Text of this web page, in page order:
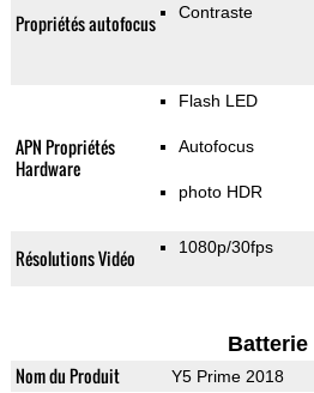
Propriétés autofocus Contraste
APN Propriétés
Hardware
Flash LED
Autofocus
photo HDR
Résolutions Vidéo 1080p/30fps
Batterie
Nom du Produit Y5 Prime 2018